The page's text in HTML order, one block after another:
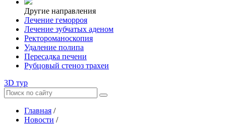
Другие направления
Лечение геморроя
Лечение зубчатых аденом
Ректороманоскопия
Удаление полипа
Пересадка печени
Рубцовый стеноз трахеи
3D тур
Главная /
Новости /